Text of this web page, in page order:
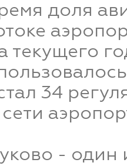
доля
текущего
34
- один